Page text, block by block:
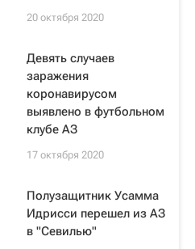
20 октября 2020
Девять случаев
заражения
коронавирусом
выявлено в футбольном
клубе АЗ
17 октября 2020
Полузащитник Усамма
Идрисси перешел из АЗ
в "Севилью"